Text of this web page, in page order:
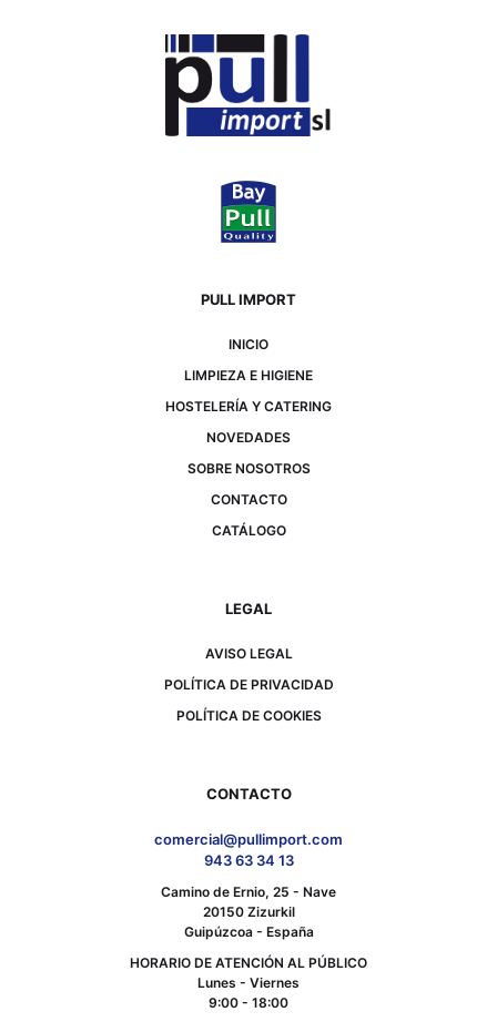
PULL IMPORT
INICIO
LIMPIEZA E HIGIENE
HOSTELERÍA Y CATERING
NOVEDADES
SOBRE NOSOTROS
CONTACTO
CATÁLOGO
LEGAL
AVISO LEGAL
POLÍTICA DE PRIVACIDAD
POLÍTICA DE COOKIES
CONTACTO
comercial@pullimport.com
943 63 34 13
Camino de Ernio, 25 - Nave
20150 Zizurkil
Guipúzcoa - España
HORARIO DE ATENCIÓN AL PÚBLICO
Lunes - Viernes
9:00 - 18:00